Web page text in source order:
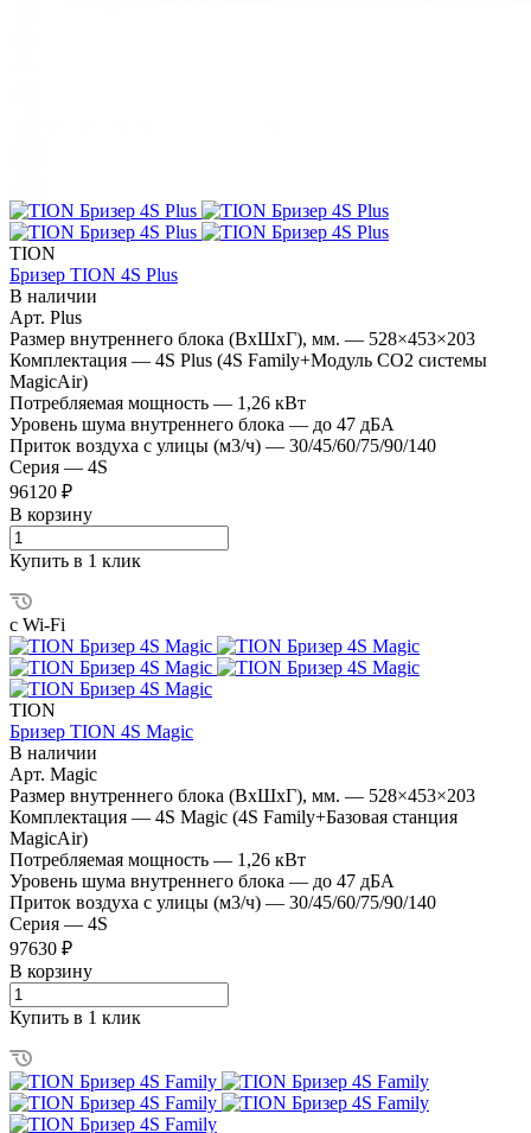
TION
Бризер TION 4S Plus
В наличии
Арт. Plus
Размер внутреннего блока (ВхШхГ), мм. — 528×453×203
Комплектация — 4S Plus (4S Family+Модуль CO2 системы
MagicAir)
Потребляемая мощность — 1,26 кВт
Уровень шума внутреннего блока — до 47 дБА
Приток воздуха с улицы (м3/ч) — 30/45/60/75/90/140
Серия — 4S
96120 ₽
В корзину
Купить в 1 клик
с Wi-Fi
TION
Бризер TION 4S Magic
В наличии
Арт. Magic
Размер внутреннего блока (ВхШхГ), мм. — 528×453×203
Комплектация — 4S Magic (4S Family+Базовая станция
MagicAir)
Потребляемая мощность — 1,26 кВт
Уровень шума внутреннего блока — до 47 дБА
Приток воздуха с улицы (м3/ч) — 30/45/60/75/90/140
Серия — 4S
97630 ₽
В корзину
Купить в 1 клик